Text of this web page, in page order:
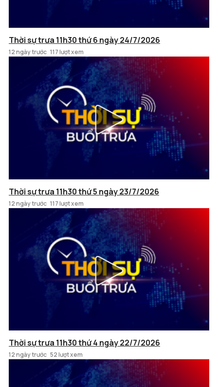
Thời sự trưa 11h30 thứ 6 ngày 24/7/2026
12 ngày trước 117 lượt xem
Thời sự trưa 11h30 thứ 5 ngày 23/7/2026
12 ngày trước 117 lượt xem
Thời sự trưa 11h30 thứ 4 ngày 22/7/2026
12 ngày trước 52 lượt xem